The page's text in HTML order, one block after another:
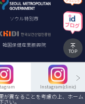
Instagram(clinic)
ソウル特別市
韓国保健産業振興院
TOP
が異なることを考慮の上、ホーム
さい。